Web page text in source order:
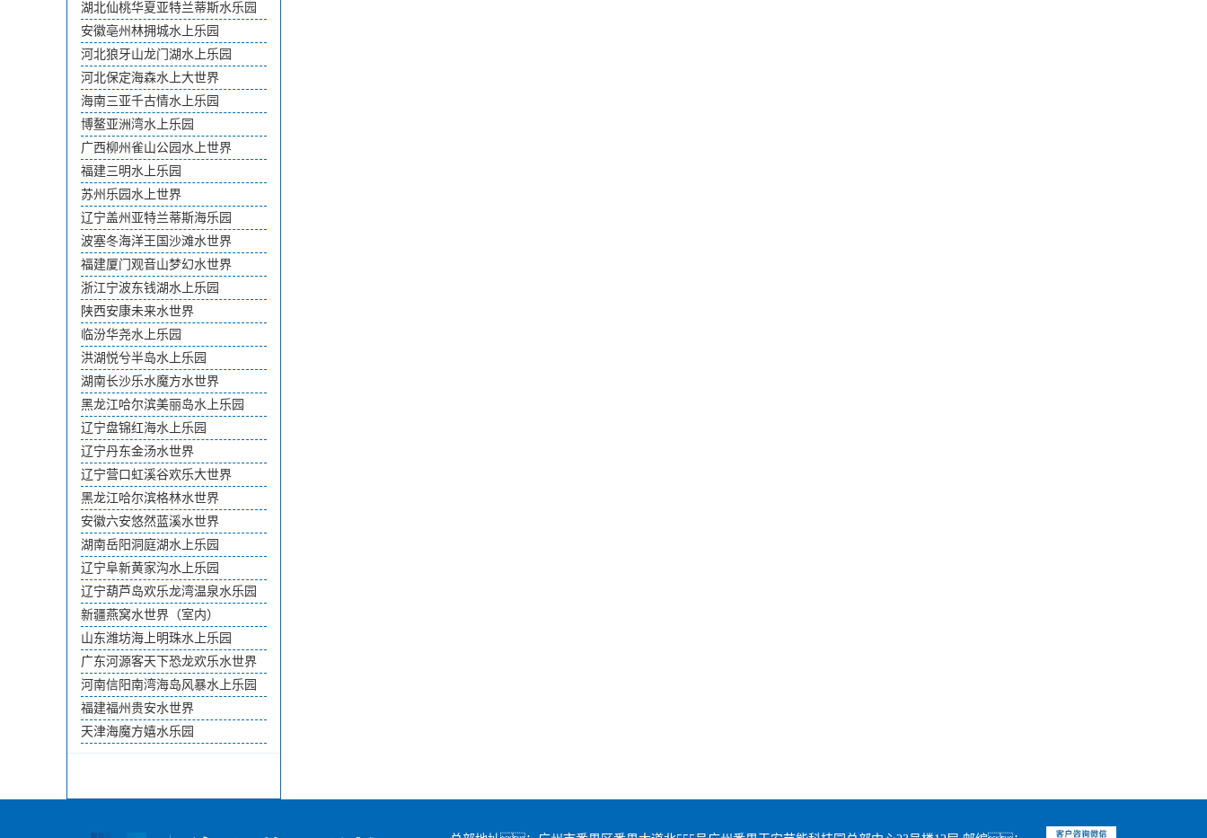
湖北仙桃华夏亚特兰蒂斯水乐园
安徽亳州林拥城水上乐园
河北狼牙山龙门湖水上乐园
河北保定海森水上大世界
海南三亚千古情水上乐园
博鳌亚洲湾水上乐园
广西柳州雀山公园水上世界
福建三明水上乐园
苏州乐园水上世界
辽宁盖州亚特兰蒂斯海乐园
波塞冬海洋王国沙滩水世界
福建厦门观音山梦幻水世界
浙江宁波东钱湖水上乐园
陕西安康未来水世界
临汾华尧水上乐园
洪湖悦兮半岛水上乐园
湖南长沙乐水魔方水世界
黑龙江哈尔滨美丽岛水上乐园
辽宁盘锦红海水上乐园
辽宁丹东金汤水世界
辽宁营口虹溪谷欢乐大世界
黑龙江哈尔滨格林水世界
安徽六安悠然蓝溪水世界
湖南岳阳洞庭湖水上乐园
辽宁阜新黄家沟水上乐园
辽宁葫芦岛欢乐龙湾温泉水乐园
新疆燕窝水世界（室内）
山东潍坊海上明珠水上乐园
广东河源客天下恐龙欢乐水世界
河南信阳南湾海岛风暴水上乐园
福建福州贵安水世界
天津海魔方嬉水乐园